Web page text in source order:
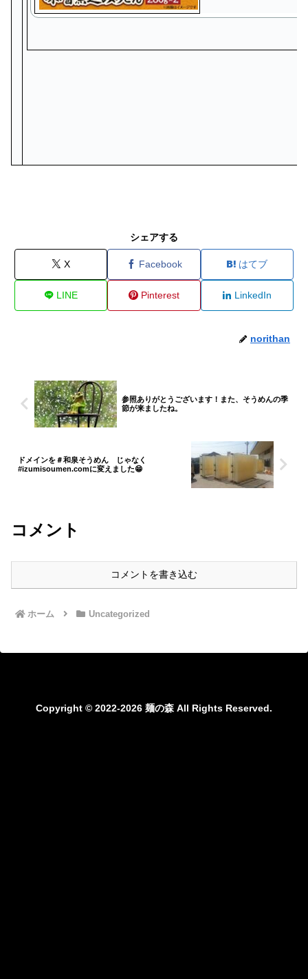
シェアする
X Facebook はてブ
LINE Pinterest LinkedIn
norithan
参照ありがとうございます！また、そうめんの季
節が来ましたね。
ドメインを＃和泉そうめん じゃなく
#izumisoumen.comに変えました😁
コメント
コメントを書き込む
ホーム Uncategorized
Copyright © 2022-2026 麺の森 All Rights Reserved.